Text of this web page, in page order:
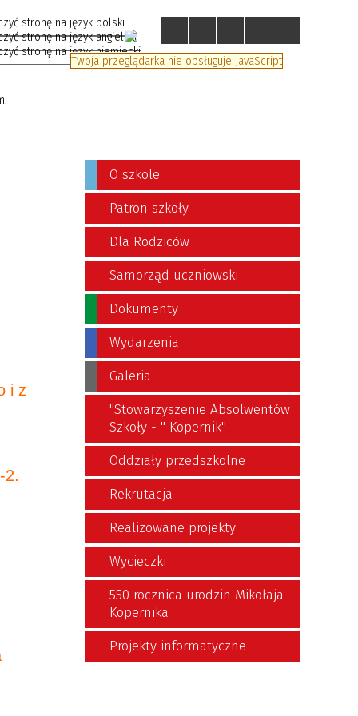
Twoja przeglądarka nie obsługuje JavaScript
i z
2.
O szkole
Patron szkoły
Dla Rodziców
Samorząd uczniowski
Dokumenty
Wydarzenia
Galeria
"Stowarzyszenie Absolwentów
Szkoły - " Kopernik"
Oddziały przedszkolne
Rekrutacja
Realizowane projekty
Wycieczki
550 rocznica urodzin Mikołaja
Kopernika
Projekty informatyczne